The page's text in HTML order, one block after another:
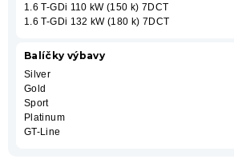
1.6 T-GDi 110 kW (150 k) 7DCT
1.6 T-GDi 132 kW (180 k) 7DCT
Balíčky výbavy
Silver
Gold
Sport
Platinum
GT-Line